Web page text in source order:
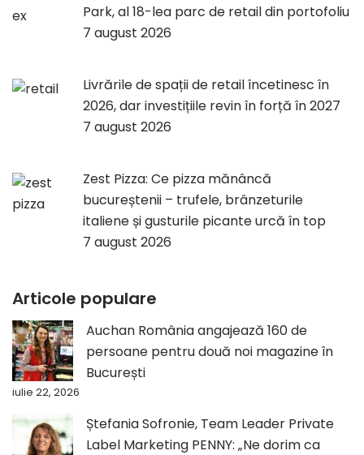
Park, al 18-lea parc de retail din portofoliu
7 august 2026
Livrările de spații de retail încetinesc în
2026, dar investițiile revin în forță în 2027
7 august 2026
Zest Pizza: Ce pizza mănâncă
bucureștenii – trufele, brânzeturile
italiene și gusturile picante urcă în top
7 august 2026
Articole populare
Auchan România angajează 160 de
persoane pentru două noi magazine în
București
iulie 22, 2026
Ștefania Sofronie, Team Leader Private
Label Marketing PENNY: „Ne dorim ca